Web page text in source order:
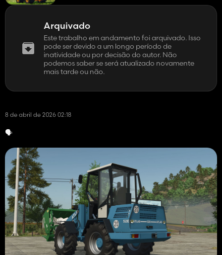
Arquivado
Este trabalho em andamento foi arquivado. Isso
pode ser devido a um longo período de
inatividade ou por decisão do autor. Não
podemos saber se será atualizado novamente
mais tarde ou não.
8 de abril de 2026 02:18
🗣